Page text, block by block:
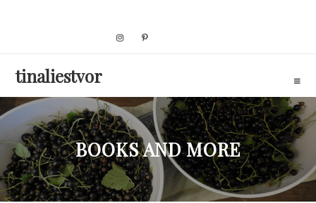
tinaliestvor
BOOKS AND MORE